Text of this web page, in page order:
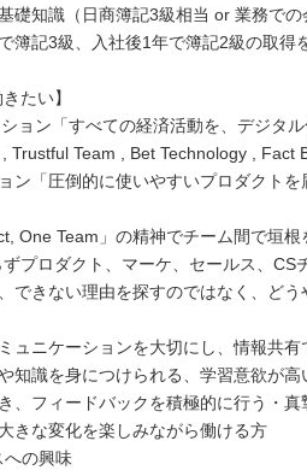
礎知識（日商簿記3級相当 or 業務での
簿記3級、入社後1年で簿記2級の取得
たい】
ョン「すべての経済活動を、デジタ
Trustful Team , Bet Technology , Fact
ン「圧倒的に使いやすいプロダクト
One Team」の精神でチーム間で垣
プロダクト、マーケ、セールス、CS
できない理由を探すのではなく、ど
ュニケーションを大切にし、情報共有
知識を身につけられる、学習意欲が高
、フィードバックを積極的に行う・
きな変化を楽しみながら働ける方
への興味